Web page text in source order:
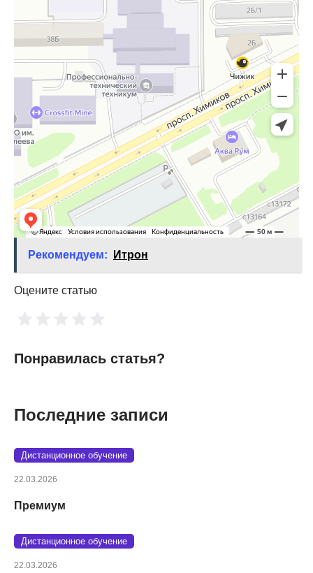
Рекомендуем: Итрон
Оцените статью
Понравилась статья?
Последние записи
Дистанционное обучение
22.03.2026
Премиум
Дистанционное обучение
22.03.2026